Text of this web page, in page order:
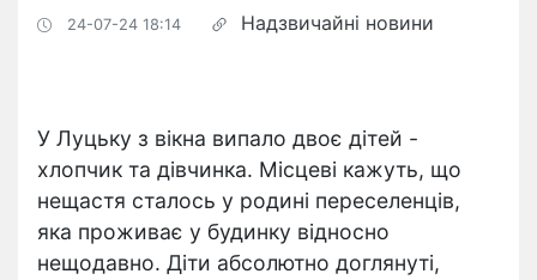
24-07-24 18:14 Надзвичайні новини
У Луцьку з вікна випало двоє дітей -
хлопчик та дівчинка. Місцеві кажуть, що
нещастя сталось у родині переселенців,
яка проживає у будинку відносно
нещодавно. Діти абсолютно доглянуті,